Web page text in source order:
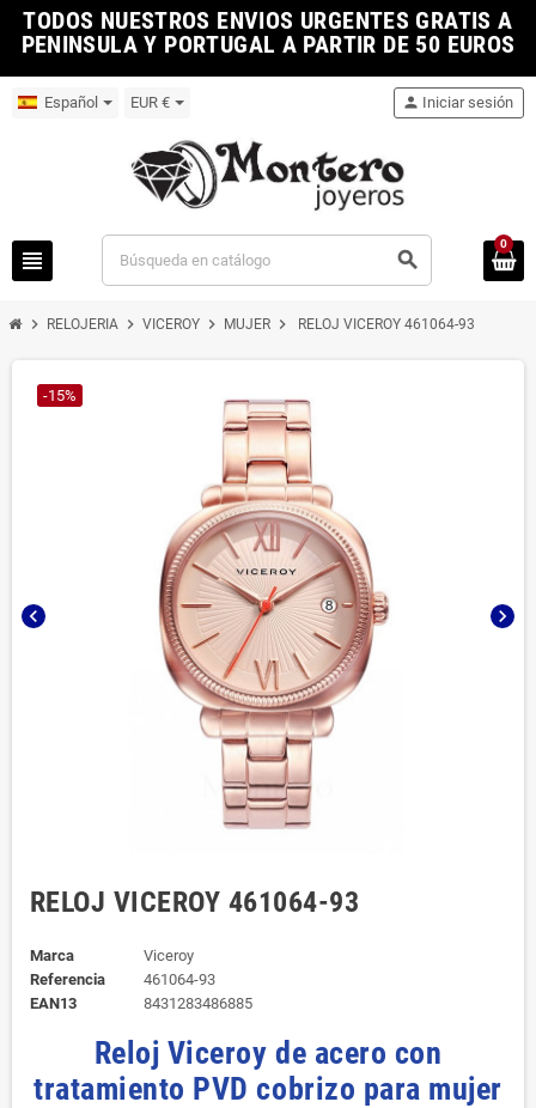
TODOS NUESTROS ENVIOS URGENTES GRATIS A
PENINSULA Y PORTUGAL A PARTIR DE 50 EUROS
Español EUR €
view_headline search
person Iniciar sesión
0
chevron_right RELOJERIA chevron_right VICEROY chevron_right MUJER chevron_right RELOJ VICEROY 461064-93
chevron_left chevron_right
-15%
RELOJ VICEROY 461064-93
Marca
Viceroy
Referencia
461064-93
EAN13
8431283486885
Reloj Viceroy de acero con
tratamiento PVD cobrizo para mujer